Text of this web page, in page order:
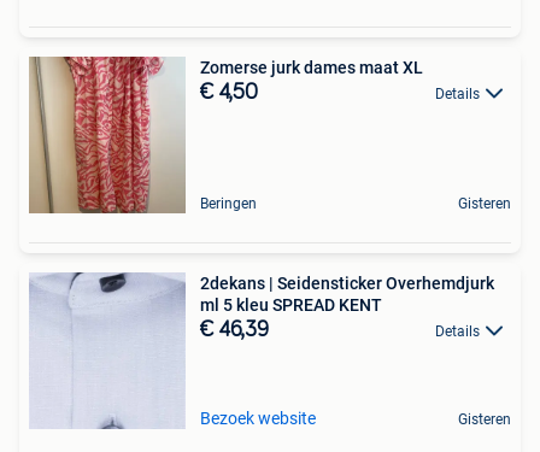
Zomerse jurk dames maat XL
€ 4,50 Details
Beringen Gisteren
2dekans | Seidensticker Overhemdjurk
ml 5 kleu SPREAD KENT
€ 46,39 Details
Bezoek website Gisteren